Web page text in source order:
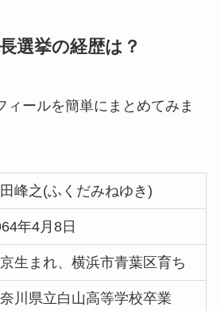
選挙の経歴は？
ィールを簡単にまとめてみま
峰之(ふくだみねゆき)
年4月8日
生まれ、横浜市青葉区育ち
川県立白山高等学校卒業